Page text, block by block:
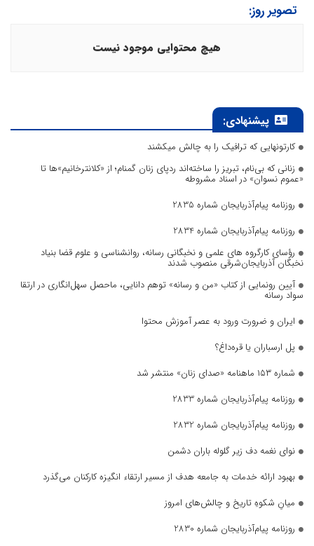
تصویر روز:
هیچ محتوایی موجود نیست
پیشنهادی:
کارتونهایی که ترافیک را به چالش میکشند
زنانی که بی‌نام، تبریز را ساخته‌اند ردپای زنان گمنام؛ از «کلانترخانیم»ها تا
«عموم نسوان» در اسناد مشروطه
روزنامه پیام‌آذربایجان شماره 2835
روزنامه پیام‌آذربایجان شماره 2834
رؤسای کارگروه های علمی و نخبگانی رسانه، روانشناسی و علوم قضا بنیاد
نخبگان آذربایجان‌شرقی منصوب شدند
آیین رونمایی از کتاب «من و رسانه» توهم دانایی، ماحصل سهل‌انگاری در ارتقا
سواد رسانه
ایران و ضرورت ورود به عصر آموزش محتوا
پل ارسباران یا قره‌داغ؟
شماره ۱۵۳ ماهنامه «صدای زنان» منتشر شد
روزنامه پیام‌آذربایجان شماره 2833
روزنامه پیام‌آذربایجان شماره 2832
نوای نغمه دف زیر گلوله باران دشمن
بهبود ارائه خدمات به جامعه هدف از مسیر ارتقاء انگیزه کارکنان می‌گذرد
میانِ شکوهِ تاریخ و چالش‌های امروز
روزنامه پیام‌آذربایجان شماره 2830